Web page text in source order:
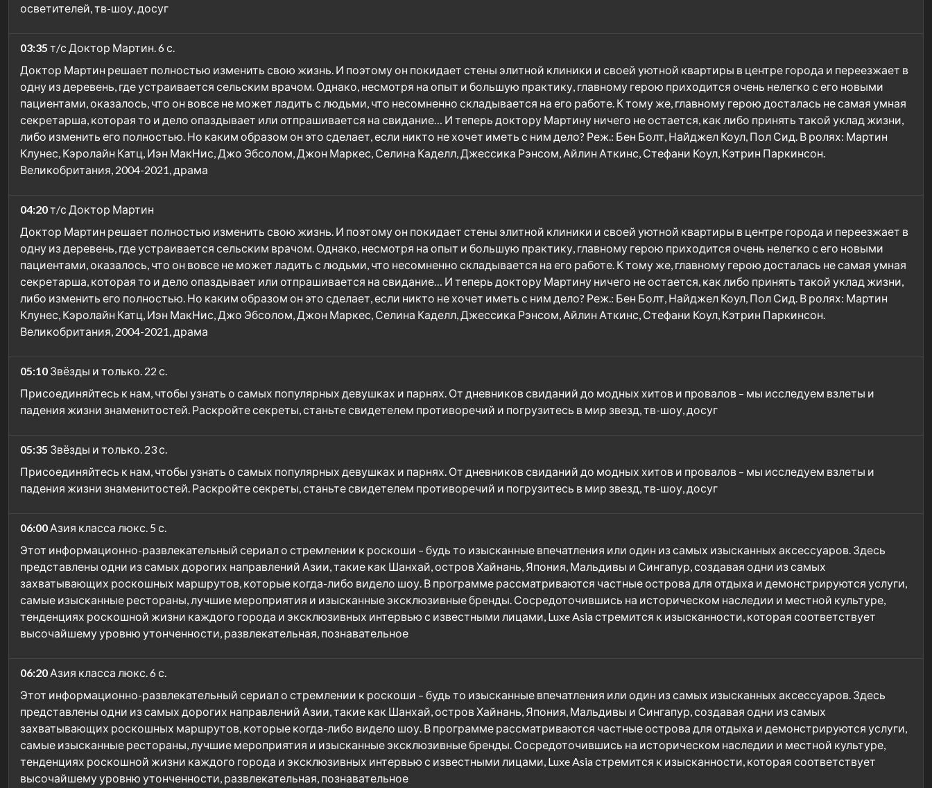
осветителей, тв-шоу, досуг
03:35 т/с Доктор Мартин. 6 с.
Доктор Мартин решает полностью изменить свою жизнь. И поэтому он покидает стены элитной клиники и своей уютной квартиры в центре города и переезжает в
одну из деревень, где устраивается сельским врачом. Однако, несмотря на опыт и большую практику, главному герою приходится очень нелегко с его новыми
пациентами, оказалось, что он вовсе не может ладить с людьми, что несомненно складывается на его работе. К тому же, главному герою досталась не самая умная
секретарша, которая то и дело опаздывает или отпрашивается на свидание… И теперь доктору Мартину ничего не остается, как либо принять такой уклад жизни,
либо изменить его полностью. Но каким образом он это сделает, если никто не хочет иметь с ним дело? Реж.: Бен Болт, Найджел Коул, Пол Сид. В ролях: Мартин
Клунес, Кэролайн Катц, Иэн МакНис, Джо Эбсолом, Джон Маркес, Селина Каделл, Джессика Рэнсом, Айлин Аткинс, Стефани Коул, Кэтрин Паркинсон.
Великобритания, 2004-2021, драма
04:20т/с Доктор Мартин
Доктор Мартин решает полностью изменить свою жизнь. И поэтому он покидает стены элитной клиники и своей уютной квартиры в центре города и переезжает в
одну из деревень, где устраивается сельским врачом. Однако, несмотря на опыт и большую практику, главному герою приходится очень нелегко с его новыми
пациентами, оказалось, что он вовсе не может ладить с людьми, что несомненно складывается на его работе. К тому же, главному герою досталась не самая умная
секретарша, которая то и дело опаздывает или отпрашивается на свидание… И теперь доктору Мартину ничего не остается, как либо принять такой уклад жизни,
либо изменить его полностью. Но каким образом он это сделает, если никто не хочет иметь с ним дело? Реж.: Бен Болт, Найджел Коул, Пол Сид. В ролях: Мартин
Клунес, Кэролайн Катц, Иэн МакНис, Джо Эбсолом, Джон Маркес, Селина Каделл, Джессика Рэнсом, Айлин Аткинс, Стефани Коул, Кэтрин Паркинсон.
Великобритания, 2004-2021, драма
05:10 Звёзды и только. 22 с.
Присоединяйтесь к нам, чтобы узнать о самых популярных девушках и парнях. От дневников свиданий до модных хитов и провалов – мы исследуем взлеты и
падения жизни знаменитостей. Раскройте секреты, станьте свидетелем противоречий и погрузитесь в мир звезд, тв-шоу, досуг
05:35 Звёзды и только. 23 с.
Присоединяйтесь к нам, чтобы узнать о самых популярных девушках и парнях. От дневников свиданий до модных хитов и провалов – мы исследуем взлеты и
падения жизни знаменитостей. Раскройте секреты, станьте свидетелем противоречий и погрузитесь в мир звезд, тв-шоу, досуг
06:00 Азия класса люкс. 5 с.
Этот информационно-развлекательный сериал о стремлении к роскоши – будь то изысканные впечатления или один из самых изысканных аксессуаров. Здесь
представлены одни из самых дорогих направлений Азии, такие как Шанхай, остров Хайнань, Япония, Мальдивы и Сингапур, создавая одни из самых
захватывающих роскошных маршрутов, которые когда-либо видело шоу. В программе рассматриваются частные острова для отдыха и демонстрируются услуги,
самые изысканные рестораны, лучшие мероприятия и изысканные эксклюзивные бренды. Сосредоточившись на историческом наследии и местной культуре,
тенденциях роскошной жизни каждого города и эксклюзивных интервью с известными лицами, Luxe Asia стремится к изысканности, которая соответствует
высочайшему уровню утонченности, развлекательная, познавательное
06:20 Азия класса люкс. 6 с.
Этот информационно-развлекательный сериал о стремлении к роскоши – будь то изысканные впечатления или один из самых изысканных аксессуаров. Здесь
представлены одни из самых дорогих направлений Азии, такие как Шанхай, остров Хайнань, Япония, Мальдивы и Сингапур, создавая одни из самых
захватывающих роскошных маршрутов, которые когда-либо видело шоу. В программе рассматриваются частные острова для отдыха и демонстрируются услуги,
самые изысканные рестораны, лучшие мероприятия и изысканные эксклюзивные бренды. Сосредоточившись на историческом наследии и местной культуре,
тенденциях роскошной жизни каждого города и эксклюзивных интервью с известными лицами, Luxe Asia стремится к изысканности, которая соответствует
высочайшему уровню утонченности, развлекательная, познавательное